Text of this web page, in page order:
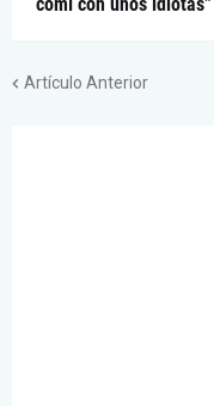
Artículo Anterior